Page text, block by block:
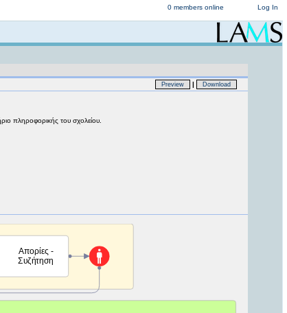
Log In
0 members online
Preview | Download
πληροφορικής του σχολείου.